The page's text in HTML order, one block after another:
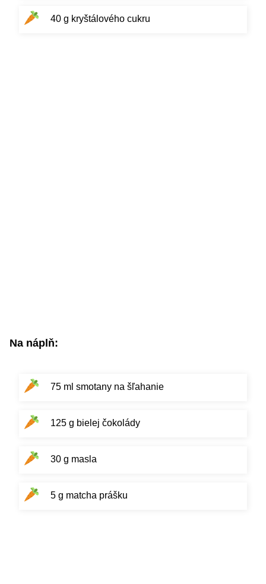
40 g kryštálového cukru
Na náplň:
75 ml smotany na šľahanie
125 g bielej čokolády
30 g masla
5 g matcha prášku